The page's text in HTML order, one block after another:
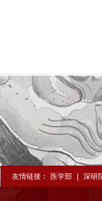
友情链接： 医学部 深研